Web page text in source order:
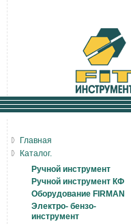
Главная
Каталог.
Ручной инструмент
Ручной инструмент КФ
Оборудование FIRMAN
Электро- бензо-
инструмент